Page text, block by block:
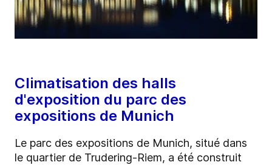
Climatisation des halls
d'exposition du parc des
expositions de Munich
Le parc des expositions de Munich, situé dans
le quartier de Trudering-Riem, a été construit